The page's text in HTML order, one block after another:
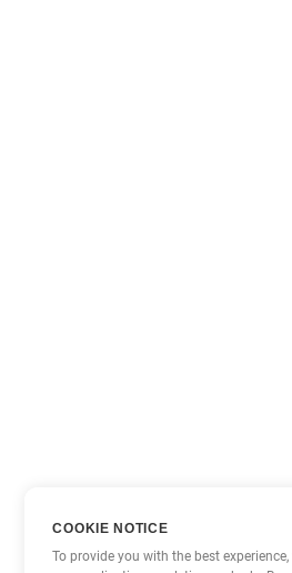
COOKIE NOTICE
To provide you with the best